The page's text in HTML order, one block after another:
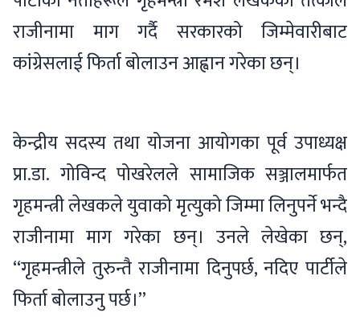
राजीनामा माग गर्दै सरकारको जिम्मेवारीबाट
कांग्रेसलाई फिर्ता बोलाउन आह्वान गरेका छन्।
केन्द्रीय सदस्य तथा योजना आयोगका पूर्व उपाध्यक्ष
प्रा.डा. गोविन्द पोखरेलले सामाजिक सञ्जालमार्फत
गृहमन्त्री लेखकले युवाको मृत्युको जिम्मा लिनुपर्ने भन्दै
राजीनामा माग गरेका छन्। उनले लेखेका छन्,
“गृहमन्त्रीले तुरुन्तै राजीनामा दिनुपर्छ, नदिए पार्टीले
फिर्ता बोलाउनु पर्छ।”